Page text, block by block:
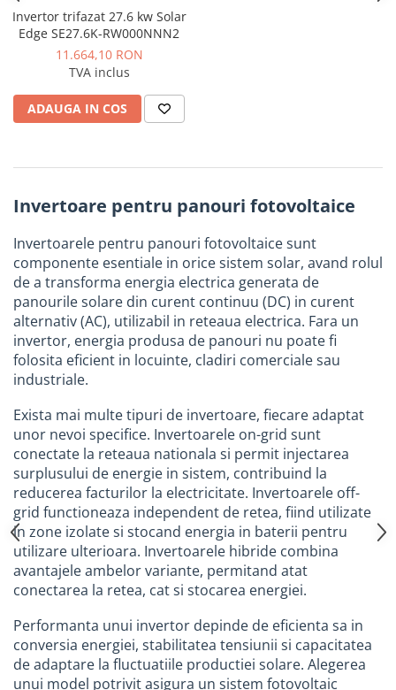
Termostate pentru ventilo-
convectori
Ventile termice de amestec
Traductoare
UPS-uri si stabilizatoare de
Ventile liniare
Ventile electromagnetice
Termostate aplicatii industriale
Accesorii pentru echipamente
industriale
Echipamente pentru tratarea si
pomparea apei
Pompe submersibile
Pompe pentru piscine
Motopompe
Hidrofoare
Vase de expansiune pentru
hidrofor
Grupuri de pompare apa
Rezervoare apa si accesorii stocare
dedurizare apa
Contoare de apa - Apometre
Camine apometru
Invertor trifazat 27.6 kw Solar
Edge SE27.6K-RW000NNN2
11.664,10 RON
TVA inclus
ADAUGA IN COS
Invertoare pentru panouri fotovoltaice
Invertoarele pentru panouri fotovoltaice sunt
componente esentiale in orice sistem solar, avand rolul
de a transforma energia electrica generata de
panourile solare din curent continuu (DC) in curent
alternativ (AC), utilizabil in reteaua electrica. Fara un
invertor, energia produsa de panouri nu poate fi
folosita eficient in locuinte, cladiri comerciale sau
industriale.
Exista mai multe tipuri de invertoare, fiecare adaptat
unor nevoi specifice. Invertoarele on-grid sunt
conectate la reteaua nationala si permit injectarea
surplusului de energie in sistem, contribuind la
reducerea facturilor la electricitate. Invertoarele off-
grid functioneaza independent de retea, fiind utilizate
in zone izolate si stocand energia in baterii pentru
utilizare ulterioara. Invertoarele hibride combina
avantajele ambelor variante, permitand atat
conectarea la retea, cat si stocarea energiei.
Performanta unui invertor depinde de eficienta sa in
conversia energiei, stabilitatea tensiunii si capacitatea
de adaptare la fluctuatiile productiei solare. Alegerea
unui model potrivit asigura un sistem fotovoltaic